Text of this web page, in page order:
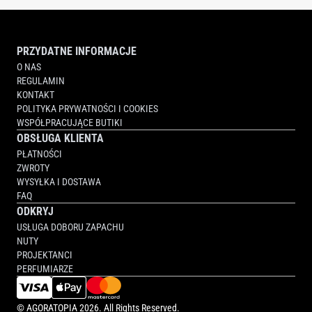
PRZYDATNE INFORMACJE
O NAS
REGULAMIN
KONTAKT
POLITYKA PRYWATNOŚCI I COOKIES
WSPÓŁPRACUJĄCE BUTIKI
OBSŁUGA KLIENTA
PŁATNOŚCI
ZWROTY
WYSYŁKA I DOSTAWA
FAQ
ODKRYJ
USŁUGA DOBORU ZAPACHU
NUTY
PROJEKTANCI
PERFUMIARZE
©AGORATOPIA2026. All Rights Reserved.